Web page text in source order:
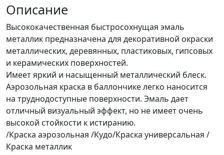
Описание
Высококачественная быстросохнущая эмаль
металлик предназначена для декоративной окраски
металлических, деревянных, пластиковых, гипсовых
и керамических поверхностей.
Имеет яркий и насыщенный металлический блеск.
Аэрозольная краска в баллончике легко наносится
на труднодоступные поверхности. Эмаль дает
отличный визуальный эффект, но не имеет очень
высокой стойкости к истиранию.
/Краска аэрозольная /Кудо/Краска универсальная /
Краска металлик